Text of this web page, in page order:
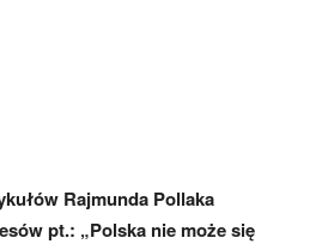
Rajmunda Pollaka
pt.: „Polska nie może się